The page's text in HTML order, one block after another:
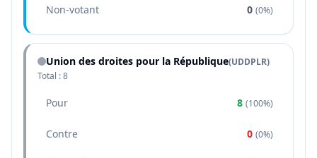
Non-votant 0 (0%)
Union des droites pour la République(UDDPLR)
Total :8
Pour 8 (100%)
Contre 0 (0%)